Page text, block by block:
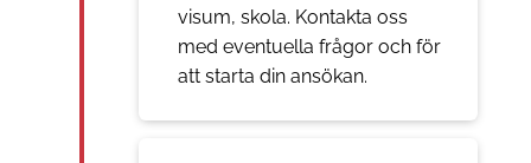
visum, skola. Kontakta oss
med eventuella frågor och för
att starta din ansökan.